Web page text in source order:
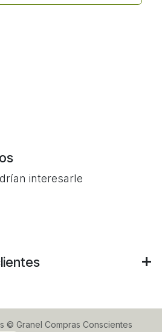
interesarle
© Granel Compras Conscientes